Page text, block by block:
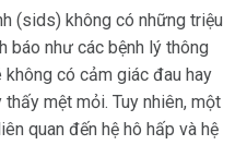
(sids) không có những triệu
báo như các bệnh lý thông
có cảm giác đau hay
mệt mỏi. Tuy nhiên, một
quan đến hệ hô hấp và hệ